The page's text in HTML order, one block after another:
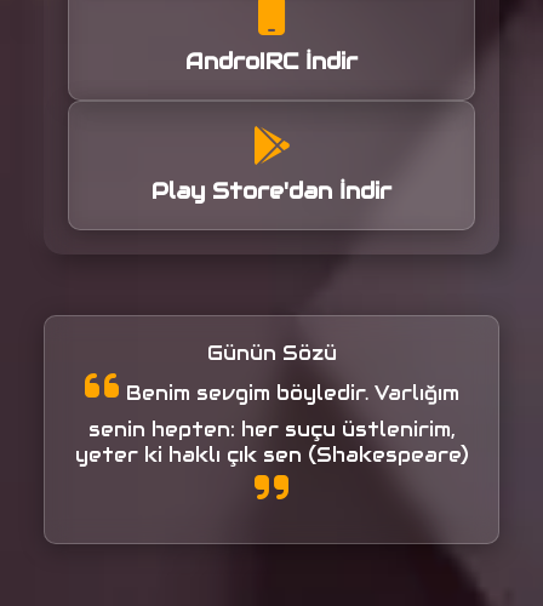
AndroIRC İndir
Play Store'dan İndir
Günün Sözü
Benim sevgim böyledir. Varlığım
senin hepten: her suçu üstlenirim,
yeter ki haklı çık sen (Shakespeare)